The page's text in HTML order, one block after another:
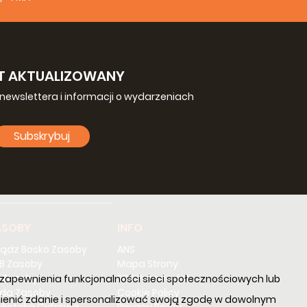
funkcjonalności sieci społecznościowych lub
zdanie i spersonalizować swoją zgodę w dowolnym
Il giudizio su tali
Consiglio ispettoriale esprimono soltanto un
le accuse risultano verosimili, il caso deve
il Rettor Maggiore.
esterna di una legge canonica o di un precetto
Il Codice di Diritto Canonico, nella seconda
e le relative sanzioni penali: cann. 1364-
ma “solo quando la speciale gravità della
sono compresi tra i
reservatis
AKTUALIZOWANY
i informacji o wydarzeniach
Subskrybuj
Zasoby
Zasoby
SDB Przewodnik
Cookie Policy